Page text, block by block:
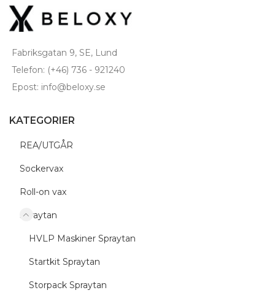
Fabriksgatan 9, SE, Lund
Telefon: (+46) 736 - 921240
Epost: info@beloxy.se
KATEGORIER
REA/UTGÅR
Sockervax
Roll-on vax
Spraytan
HVLP Maskiner Spraytan
Startkit Spraytan
Storpack Spraytan